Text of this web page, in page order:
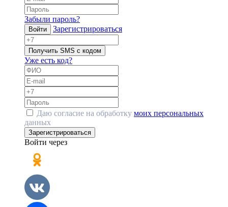
Забыли пароль?
Войти Зарегистрироваться
Получить SMS с кодом
Уже есть код?
Даю согласие на обработку моих персональных
данных
Зарегистрироваться
Войти через